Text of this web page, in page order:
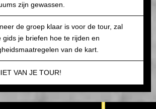
zijn gewassen.
de groep klaar is voor de tour, zal
gids je briefen hoe te rijden en
van de kart.
VAN JE TOUR!